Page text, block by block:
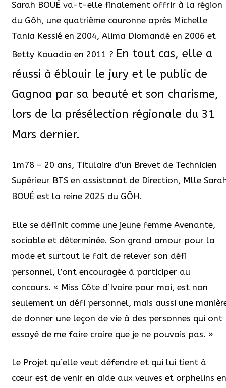
Sarah BOUÉ va-t-elle finalement offrir à la région
du Gôh, une quatrième couronne après Michelle
Tania Kessié en 2004, Alima Diomandé en 2006 et
Betty Kouadio en 2011 ? En tout cas, elle a
réussi à éblouir le jury et le public de
Gagnoa par sa beauté et son charisme,
lors de la présélection régionale du 31
Mars dernier.
1m78 – 20 ans, Titulaire d’un Brevet de Technicien
Supérieur BTS en assistanat de Direction, Mlle
BOUÉ est la reine 2025 du GÔH.
Elle se définit comme une jeune femme Avenante,
sociable et déterminée. Son grand amour pour la
mode et surtout le fait de relever son défi
personnel, l’ont encouragée à participer au
concours. « Miss Côte d’Ivoire pour moi, est non
seulement un défi personnel, mais aussi une
de donner une leçon de vie à des personnes qui ont
essayé de me faire croire que je ne pouvais pas. »
Le Projet qu’elle veut défendre et qui lui tient à
cœur est de venir en aide aux veuves et orphelins en